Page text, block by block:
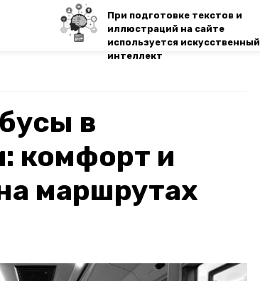
При подготовке текстов и
иллюстраций на сайте
используется искусственный
интеллект
в
комфорт и
маршрутах